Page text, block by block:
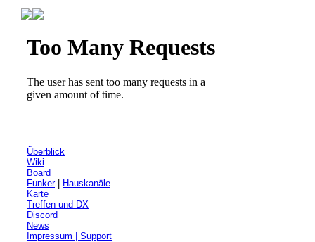
Überblick
Wiki
Board
Funker|
Hauskanäle
Karte
Treffen und DX
Discord
News
Impressum | Support